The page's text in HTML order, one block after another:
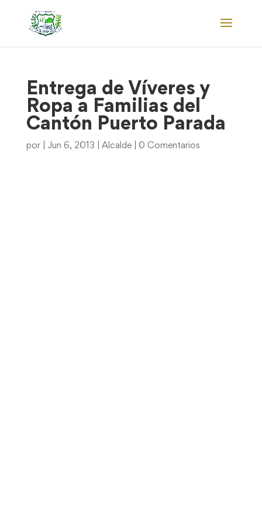
Entrega de Víveres y
Ropa a Familias del
Cantón Puerto Parada
por Jun 6, 2013 Alcalde| 0 Comentarios